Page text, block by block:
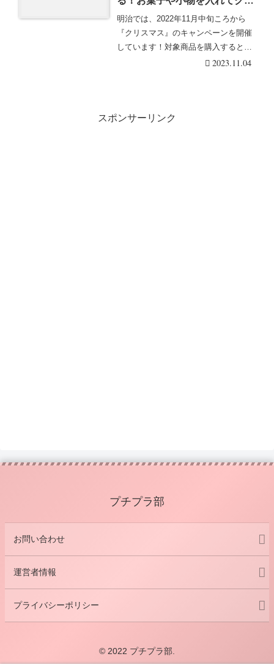
スマスのカウントダウンに！開
催店舗はどこ？
明治では、2022年11月中旬ころから
『クリスマス』のキャンペーンを開催
しています！対象商品を購入するとお
菓子や小物を入・・・続きを読む
2023.11.04
スポンサーリンク
プチプラ部
お問い合わせ
運営者情報
プライバシーポリシー
© 2022 プチプラ部.